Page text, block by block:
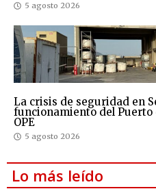
5 agosto 2026
La crisis de seguridad en
funcionamiento del
OPE
5 agosto 2026
Lo más leído